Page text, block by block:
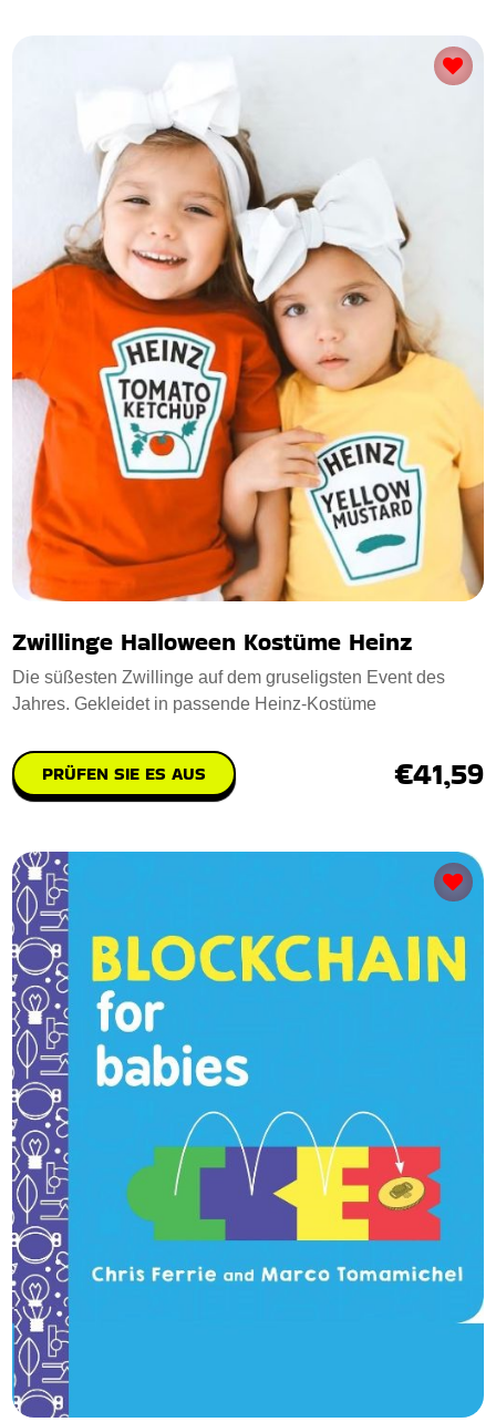
Zwillinge Halloween Kostüme Heinz
Die süßesten Zwillinge auf dem gruseligsten Event des
Jahres. Gekleidet in passende Heinz-Kostüme
PRÜFEN SIE ES AUS €41,59